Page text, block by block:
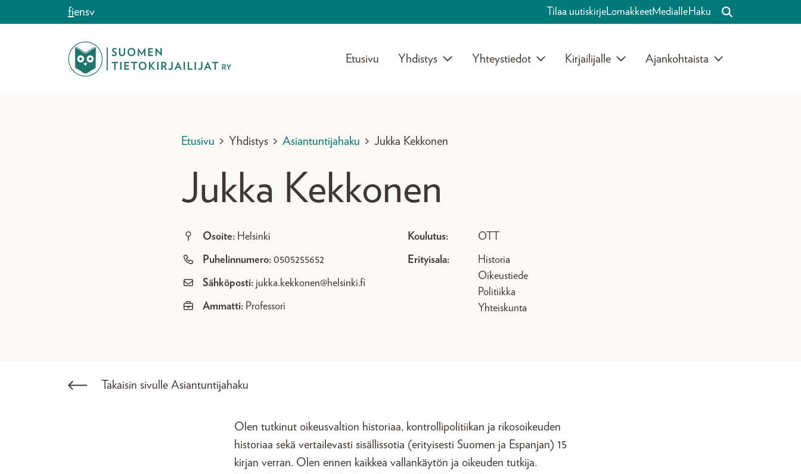
fiensv Tilaa uutiskirjeLomakkeetMedialleHaku
Etusivu Yhdistys Yhteystiedot Kirjailijalle Ajankohtaista
Etusivu > Yhdistys > Asiantuntijahaku > Jukka Kekkonen
Jukka Kekkonen
Osoite: Helsinki
Puhelinnumero: 0505255652
Sähköposti: jukka.kekkonen@helsinki.fi
Ammatti: Professori
Koulutus: OTT
Erityisala:
Historia
Oikeustiede
Politiikka
Yhteiskunta
Takaisin sivulle Asiantuntijahaku
Olen tutkinut oikeusvaltion historiaa, kontrollipolitiikan ja rikosoikeuden
historiaa sekä vertailevasti sisällissotia (erityisesti Suomen ja Espanjan) 15
kirjan verran. Olen ennen kaikkea vallankäytön ja oikeuden tutkija.